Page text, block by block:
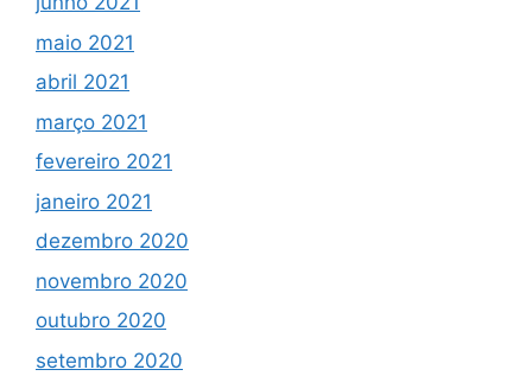
maio 2021
abril 2021
março 2021
fevereiro 2021
janeiro 2021
dezembro 2020
novembro 2020
outubro 2020
setembro 2020